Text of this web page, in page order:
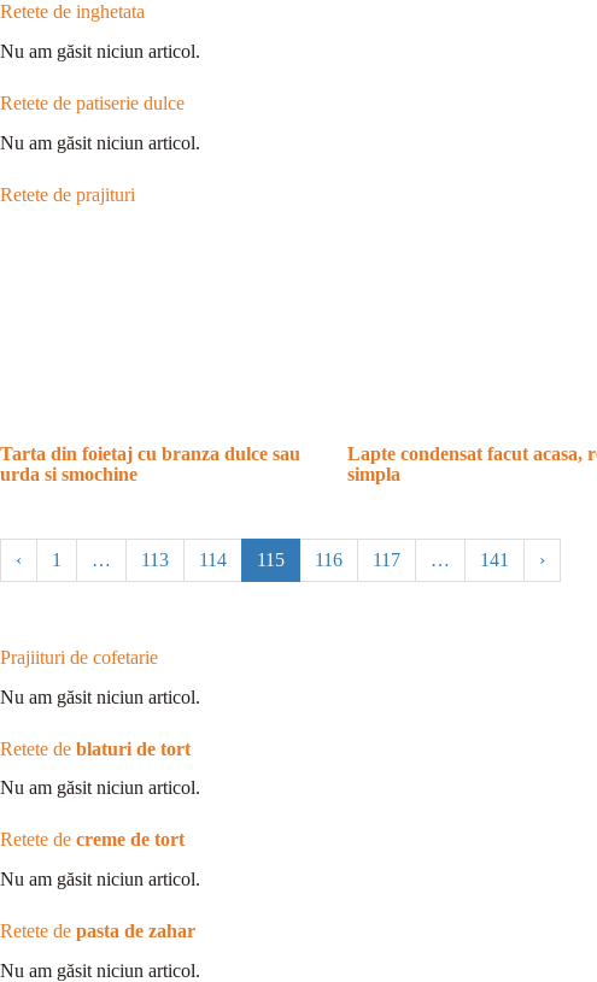
Retete de inghetata
Nu am găsit niciun articol.
Retete de patiserie dulce
Nu am găsit niciun articol.
Retete de prajituri
Tarta din foietaj cu branza dulce sau
urda si smochine
Lapte condensat facut acasa,
simpla
‹ 1 … 113 114 115 116 117 … 141 ›
Prajiituri de cofetarie
Nu am găsit niciun articol.
Retete de blaturi de tort
Nu am găsit niciun articol.
Retete de creme de tort
Nu am găsit niciun articol.
Retete de pasta de zahar
Nu am găsit niciun articol.